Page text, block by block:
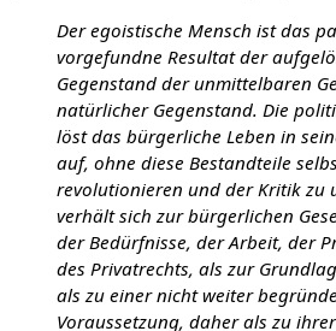
Der egoistische Mensch ist das
vorgefundne Resultat der
Gegenstand der unmittelbaren
natürlicher Gegenstand. Die
löst das bürgerliche Leben in
auf, ohne diese Bestandteile
revolutionieren und der Kritik zu
verhält sich zur bürgerlichen
der Bedürfnisse, der Arbeit, der
des Privatrechts, als zur
als zu einer nicht weiter
Voraussetzung, daher als zu